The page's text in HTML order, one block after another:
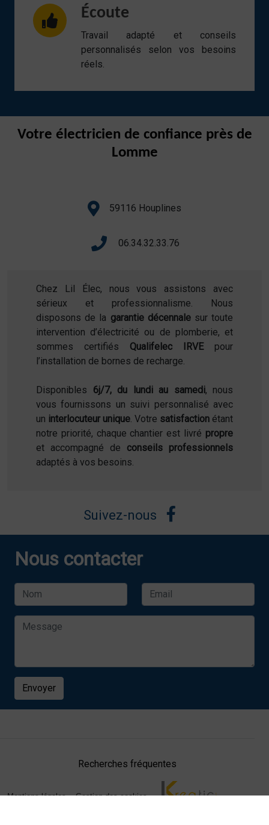
Écoute
Travail adapté et conseils
personnalisés selon vos besoins
réels.
Votre électricien de confiance près de
Lomme
59116 Houplines
06.34.32.33.76
Chez Lil Élec, nous vous assistons avec
sérieux et professionnalisme. Nous
disposons de la garantie décennalesur toute
intervention d’électricité ou de plomberie, et
sommes certifiés Qualifelec IRVEpour
l’installation de bornes de recharge.
Disponibles 6j/7, du lundi au samedi, nous
vous fournissons un suivi personnalisé avec
un interlocuteur unique. Votre satisfaction étant
notre priorité, chaque chantier est livré propre
et accompagné de conseils professionnels
adaptés à vos besoins.
Suivez-nous
Nous contacter
Envoyer
Recherches fréquentes
Mentions légales Gestion des cookies